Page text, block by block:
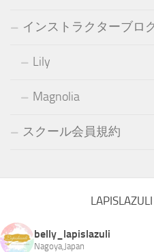
インストラクターブロ
Lily
Magnolia
スクール会員規約
belly_lapislazuli
Nagoya,Japan